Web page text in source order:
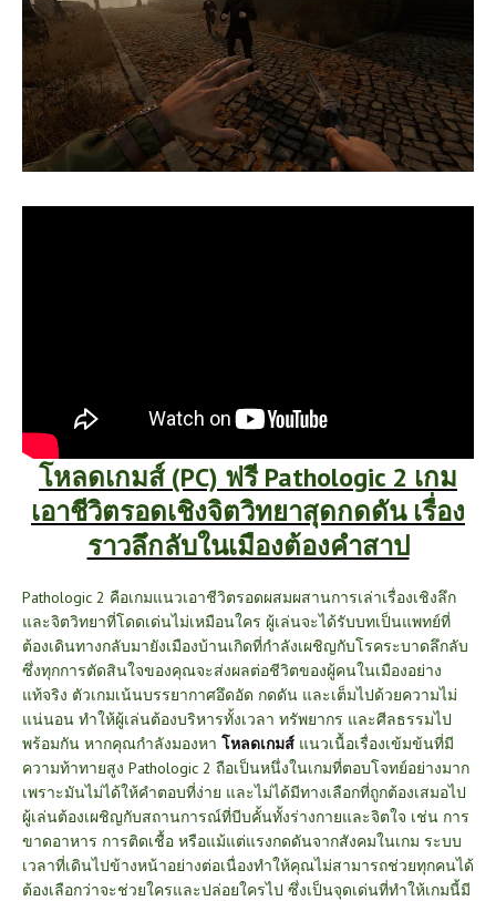
โหลดเกมส์ (PC) ฟรี Pathologic 2 เกม
เอาชีวิตรอดเชิงจิตวิทยาสุดกดดัน เรื่อง
ราวลึกลับในเมืองต้องคำสาป
Pathologic 2 คือเกมแนวเอาชีวิตรอดผสมผสานการเล่าเรื่องเชิงลึก
และจิตวิทยาที่โดดเด่นไม่เหมือนใคร ผู้เล่นจะได้รับบทเป็นแพทย์ที่
ต้องเดินทางกลับมายังเมืองบ้านเกิดที่กำลังเผชิญกับโรคระบาดลึกลับ
ซึ่งทุกการตัดสินใจของคุณจะส่งผลต่อชีวิตของผู้คนในเมืองอย่าง
แท้จริง ตัวเกมเน้นบรรยากาศอึดอัด กดดัน และเต็มไปด้วยความไม่
แน่นอน ทำให้ผู้เล่นต้องบริหารทั้งเวลา ทรัพยากร และศีลธรรมไป
พร้อมกัน หากคุณกำลังมองหา โหลดเกมส์ แนวเนื้อเรื่องเข้มข้นที่มี
ความท้าทายสูง Pathologic 2 ถือเป็นหนึ่งในเกมที่ตอบโจทย์อย่างมาก
เพราะมันไม่ได้ให้คำตอบที่ง่าย และไม่ได้มีทางเลือกที่ถูกต้องเสมอไป
ผู้เล่นต้องเผชิญกับสถานการณ์ที่บีบคั้นทั้งร่างกายและจิตใจ เช่น การ
ขาดอาหาร การติดเชื้อ หรือแม้แต่แรงกดดันจากสังคมในเกม ระบบ
เวลาที่เดินไปข้างหน้าอย่างต่อเนื่องทำให้คุณไม่สามารถช่วยทุกคนได้
ต้องเลือกว่าจะช่วยใครและปล่อยใครไป ซึ่งเป็นจุดเด่นที่ทำให้เกมนี้มี